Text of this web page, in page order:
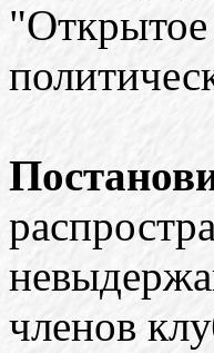
членов